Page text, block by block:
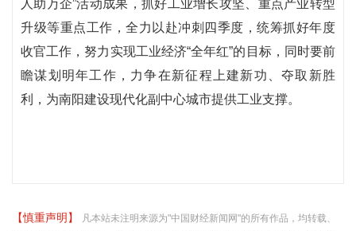
人助万企”活动成果，抓好工业增长攻坚、重点产业转型
升级等重点工作，全力以赴冲刺四季度，统筹抓好年度
收官工作，努力实现工业经济“全年红”的目标，同时要前
瞻谋划明年工作，力争在新征程上建新功、夺取新胜
利，为南阳建设现代化副中心城市提供工业支撑。
【慎重声明】
凡本站未注明来源为"中国财经新闻网"的所有作品，均转载、